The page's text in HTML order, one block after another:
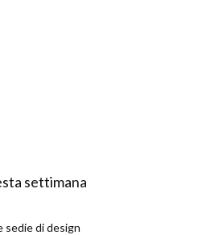
settimana
sedie di design